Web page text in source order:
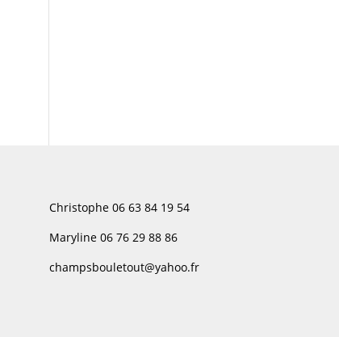
Christophe 06 63 84 19 54
Maryline 06 76 29 88 86
champsbouletout@yahoo.fr